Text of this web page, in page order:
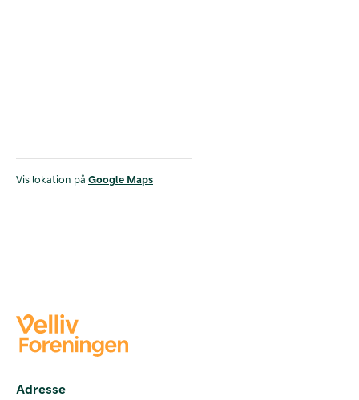
Vis lokation på Google Maps
Adresse